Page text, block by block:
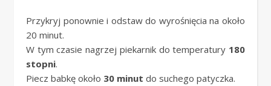
Przykryj ponownie i odstaw do wyrośnięcia na około
20 minut.
W tym czasie nagrzej piekarnik do temperatury 180
stopni.
Piecz babkę około 30 minut do suchego patyczka.